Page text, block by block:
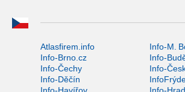
Atlasfirem.info
Info-M.
Info-Brno.cz
Info-
Info-Čechy
Info-
Info-Děčín
Info-Havířov
Info-